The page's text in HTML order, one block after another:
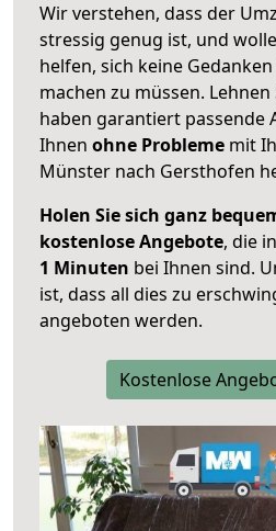
Wir verstehen, dass der
stressig genug ist, und
helfen, sich keine
machen zu müssen.
haben garantiert passende
Ihnen ohne Probleme mit
Münster nach Gersthofen
Holen Sie sich ganz
kostenlose Angebote, die
1 Minuten bei Ihnen sind.
ist, dass all dies zu
angeboten werden.
Kostenlose